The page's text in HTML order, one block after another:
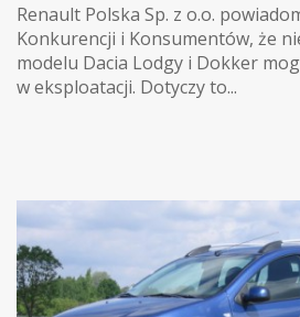
Renault Polska Sp. z o.o.
Konkurencji i Konsumentów, że
modelu Dacia Lodgy i Dokker
w eksploatacji. Dotyczy to...